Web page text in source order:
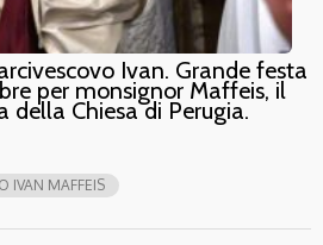
Ivan. Grande festa
per monsignor Maffeis, il
della Chiesa di Perugia.
IVAN MAFFEIS